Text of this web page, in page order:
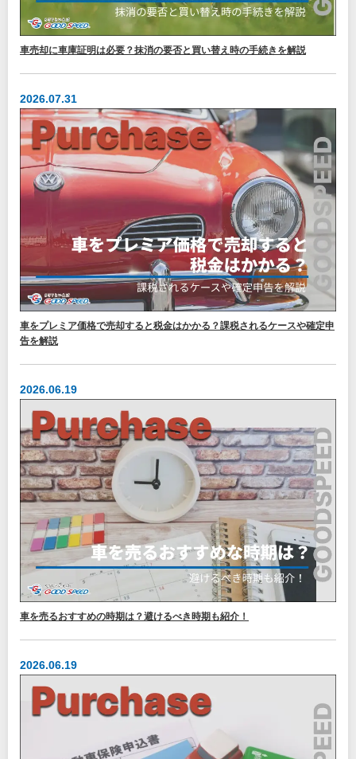
車売却に車庫証明は必要？抹消の要否と買い替え時の手続きを解説
2026.07.31
車をプレミア価格で売却すると税金はかかる？課税されるケースや確定申
告を解説
2026.06.19
車を売るおすすめの時期は？避けるべき時期も紹介！
2026.06.19